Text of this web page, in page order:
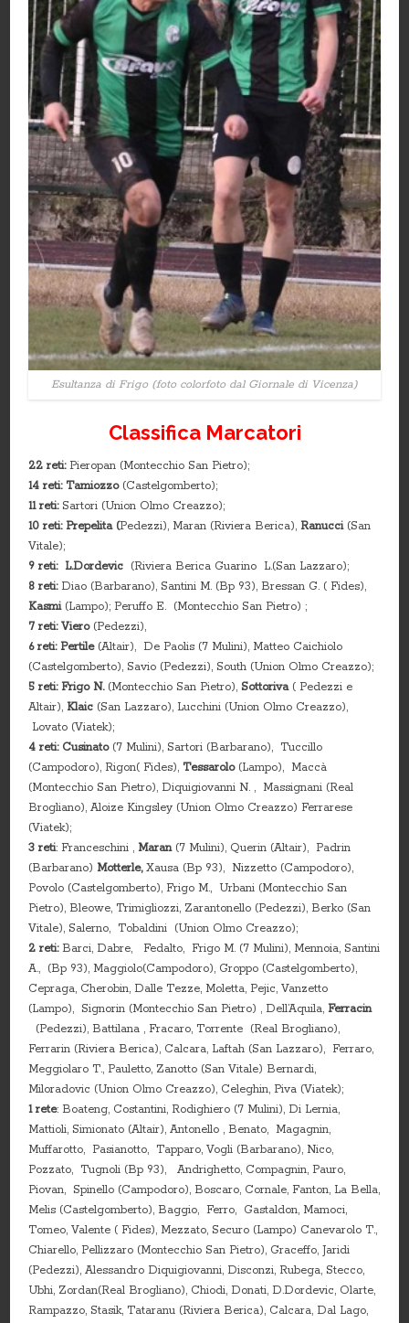
Esultanza di Frigo (foto colorfoto dal Giornale di Vicenza)
Classifica Marcatori
22 reti: Pieropan (Montecchio San Pietro);
14 reti: Tamiozzo(Castelgomberto);
11 reti:Sartori (Union Olmo Creazzo);
10 reti:Prepelita (Pedezzi), Maran (Riviera Berica), Ranucci(San
Vitale);
9 reti: L.Dordevic (Riviera Berica Guarino L.(San Lazzaro);
8 reti:Diao (Barbarano), Santini M. (Bp 93), Bressan G. ( Fides),
Kasmi(Lampo); Peruffo E. (Montecchio San Pietro) ;
7 reti: Viero(Pedezzi),
6 reti:Pertile(Altair), De Paolis (7 Mulini), Matteo Caichiolo
(Castelgomberto), Savio (Pedezzi), South (Union Olmo Creazzo);
5 reti: Frigo N.(Montecchio San Pietro), Sottoriva( Pedezzi e
Altair),Klaic (San Lazzaro), Lucchini (Union Olmo Creazzo),
Lovato (Viatek);
4 reti:Cusinato(7 Mulini), Sartori (Barbarano), Tuccillo
(Campodoro), Rigon( Fides), Tessarolo(Lampo), Maccà
(Montecchio San Pietro), Diquigiovanni N. , Massignani (Real
Brogliano), Aloize Kingsley (Union Olmo Creazzo) Ferrarese
(Viatek);
3 reti: Franceschini , Maran(7 Mulini), Querin (Altair), Padrin
(Barbarano)Motterle,Xausa (Bp 93), Nizzetto (Campodoro),
Povolo (Castelgomberto), Frigo M., Urbani (Montecchio San
Pietro), Bleowe, Trimigliozzi, Zarantonello (Pedezzi), Berko (San
Vitale), Salerno, Tobaldini (Union Olmo Creazzo);
2 reti: Barci, Dabre, Fedalto, Frigo M. (7 Mulini), Mennoia, Santini
A., (Bp 93), Maggiolo(Campodoro), Groppo (Castelgomberto),
Cepraga, Cherobin, Dalle Tezze, Moletta, Pejic, Vanzetto
(Lampo), Signorin (Montecchio San Pietro) , Dell’Aquila,Ferracin
(Pedezzi), Battilana , Fracaro, Torrente (Real Brogliano),
Ferrarin (Riviera Berica), Calcara, Laftah (San Lazzaro), Ferraro,
Meggiolaro T., Pauletto, Zanotto (San Vitale) Bernardi,
Miloradovic (Union Olmo Creazzo), Celeghin, Piva (Viatek);
1 rete: Boateng, Costantini, Rodighiero (7 Mulini), Di Lernia,
Mattioli, Simionato (Altair), Antonello , Benato, Magagnin,
Muffarotto, Pasianotto, Tapparo, Vogli (Barbarano), Nico,
Pozzato, Tugnoli (Bp 93), Andrighetto, Compagnin, Pauro,
Piovan, Spinello (Campodoro), Boscaro, Cornale, Fanton, La Bella,
Melis (Castelgomberto), Baggio, Ferro, Gastaldon, Mamoci,
Tomeo, Valente ( Fides), Mezzato, Securo (Lampo) Canevarolo T.,
Chiarello, Pellizzaro (Montecchio San Pietro), Graceffo, Jaridi
(Pedezzi), Alessandro Diquigiovanni, Disconzi, Rubega, Stecco,
Ubhi, Zordan(Real Brogliano), Chiodi, Donati, D.Dordevic, Olarte,
Rampazzo, Stasik, Tataranu (Riviera Berica), Calcara, Dal Lago,